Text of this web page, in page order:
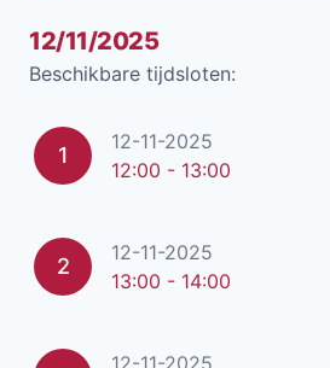
12/11/2025
Beschikbare tijdsloten:
1
12-11-2025
12:00 - 13:00
2
12-11-2025
13:00 - 14:00
12-11-2025